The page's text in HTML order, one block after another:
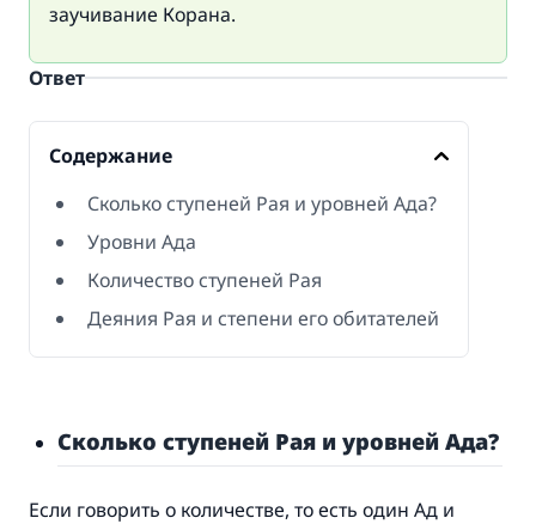
заучивание Корана.
Ответ
Содержание
Сколько ступеней Рая и уровней Ада?
Уровни Ада
Количество ступеней Рая
Деяния Рая и степени его обитателей
Сколько ступеней Рая и уровней Ада?
Если говорить о количестве, то есть один Ад и